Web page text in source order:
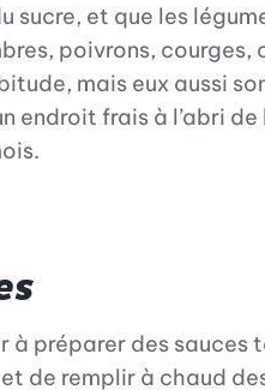
sucre, et que les
poivrons,
mais eux aussi
endroit frais à l’abri
à préparer des
de remplir à chaud